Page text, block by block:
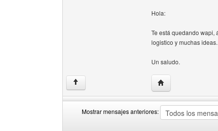
Hola:
Te está quedando wapi,
logistico y muchas ideas.
Un saludo.
↑ Visitar sitio web
Mostrar mensajes anteriores: